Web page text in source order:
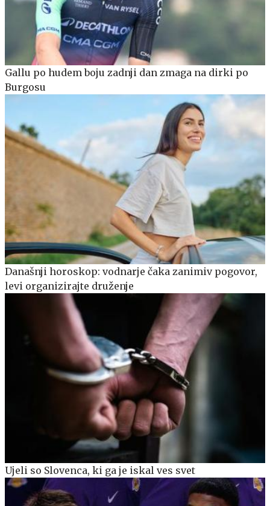
Gallu po hudem boju zadnji dan zmaga na dirki po
Burgosu
Današnji horoskop: vodnarje čaka zanimiv pogovor,
levi organizirajte druženje
Ujeli so Slovenca, ki ga je iskal ves svet